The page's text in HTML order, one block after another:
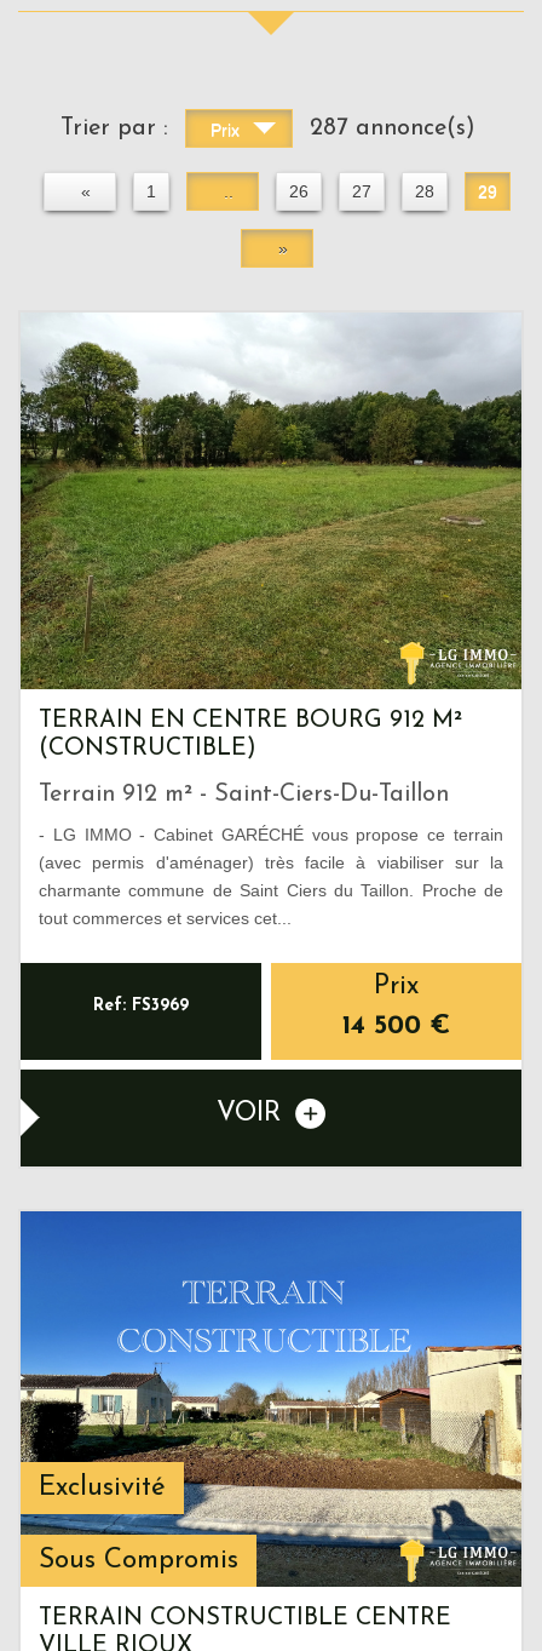
Trier par : Prix 287 annonce(s)
« 1 .. 26 27 28 29
»
TERRAIN EN CENTRE BOURG 912 M²
(CONSTRUCTIBLE)
Terrain 912 m² - Saint-Ciers-Du-Taillon
- LG IMMO - Cabinet GARÉCHÉ vous propose ce terrain
(avec permis d'aménager) très facile à viabiliser sur la
charmante commune de Saint Ciers du Taillon. Proche de
tout commerces et services cet...
Ref: FS3969
Prix
14 500 €
VOIR
Sous Compromis
Exclusivité
TERRAIN CONSTRUCTIBLE CENTRE